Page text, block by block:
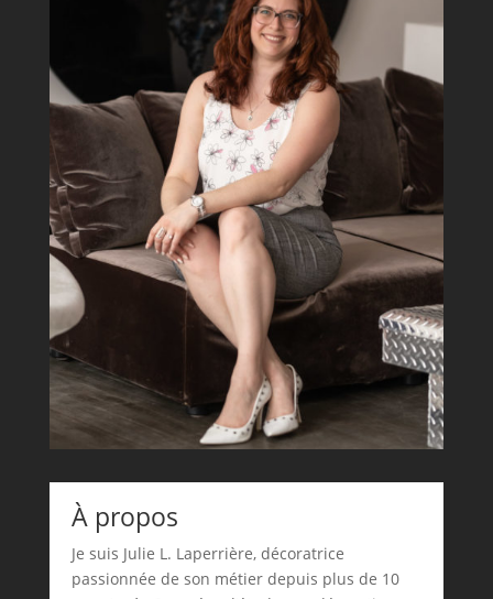
À propos
Je suis Julie L. Laperrière, décoratrice
passionnée de son métier depuis plus de 10